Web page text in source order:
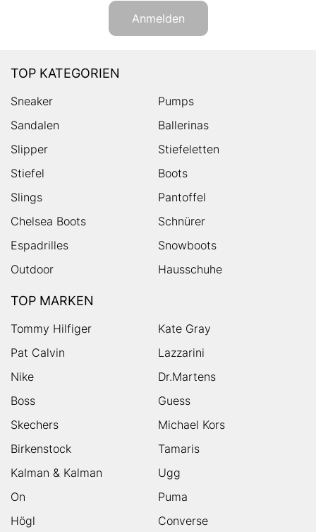
Anmelden
TOP KATEGORIEN
Sneaker
Pumps
Sandalen
Ballerinas
Slipper
Stiefeletten
Stiefel
Boots
Slings
Pantoffel
Chelsea Boots
Schnürer
Espadrilles
Snowboots
Outdoor
Hausschuhe
TOP MARKEN
Tommy Hilfiger
Kate Gray
Pat Calvin
Lazzarini
Nike
Dr.Martens
Boss
Guess
Skechers
Michael Kors
Birkenstock
Tamaris
Kalman & Kalman
Ugg
On
Puma
Högl
Converse